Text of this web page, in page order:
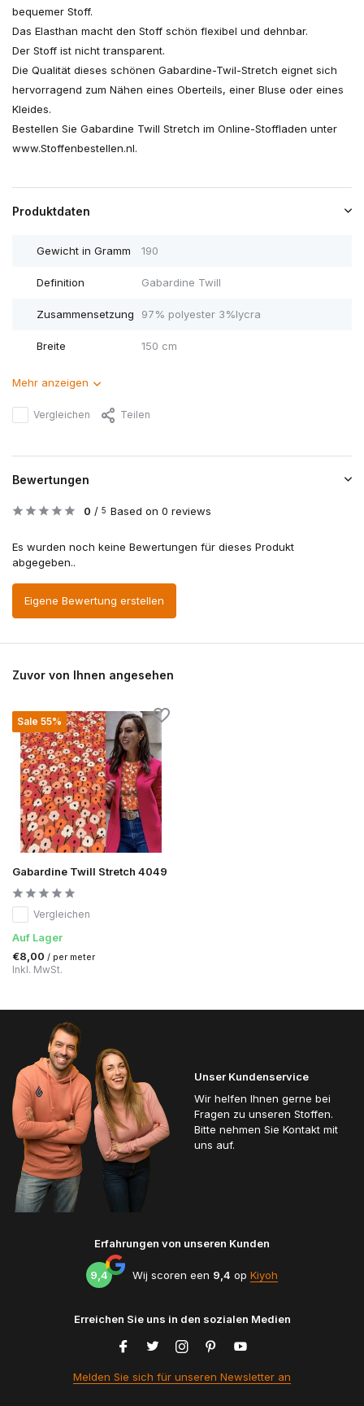
bequemer Stoff.
Das Elasthan macht den Stoff schön flexibel und dehnbar.
Der Stoff ist nicht transparent.
Die Qualität dieses schönen Gabardine-Twil-Stretch eignet sich
hervorragend zum Nähen eines Oberteils, einer Bluse oder eines
Kleides.
Bestellen Sie Gabardine Twill Stretch im Online-Stoffladen unter
www.Stoffenbestellen.nl.
Produktdaten
Gewicht in Gramm 190
Definition Gabardine Twill
Zusammensetzung 97% polyester 3%lycra
Breite 150 cm
Mehr anzeigen
Vergleichen Teilen
Bewertungen
0 / 5 Based on 0 reviews
Es wurden noch keine Bewertungen für dieses Produkt
abgegeben..
Eigene Bewertung erstellen
Zuvor von Ihnen angesehen
Sale 55%
Gabardine Twill Stretch 4049
Vergleichen
Auf Lager
€8,00 / per meter
Inkl. MwSt.
Unser Kundenservice
Wir helfen Ihnen gerne bei
Fragen zu unseren Stoffen.
Bitte nehmen Sie Kontakt mit
uns auf.
Erfahrungen von unseren Kunden
9,4 Wij scoren een 9,4 op Kiyoh
Erreichen Sie uns in den sozialen Medien
Melden Sie sich für unseren Newsletter an